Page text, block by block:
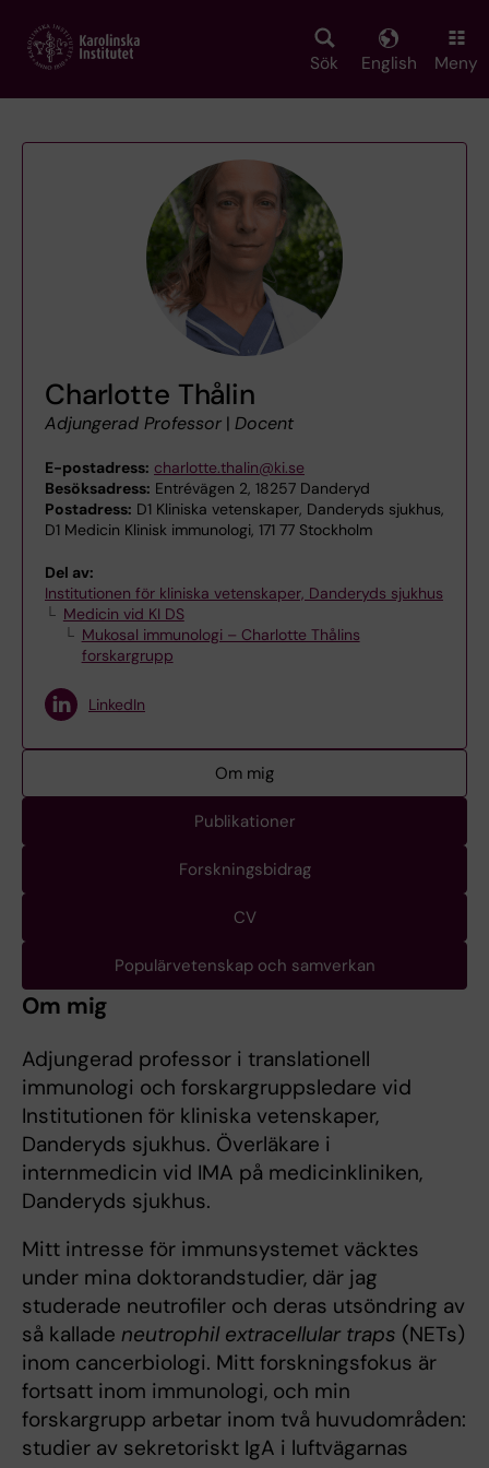
main
Sök English Meny
Charlotte Thålin
Adjungerad Professor | Docent
E-postadress: charlotte.thalin@ki.se
Besöksadress: Entrévägen 2, 18257 Danderyd
Postadress: D1 Kliniska vetenskaper, Danderyds sjukhus,
D1 Medicin Klinisk immunologi, 171 77 Stockholm
Del av:
Institutionen för kliniska vetenskaper, Danderyds sjukhus
Medicin vid KI DS
Mukosal immunologi – Charlotte Thålins
forskargrupp
LinkedIn
Om mig
Publikationer
Forskningsbidrag
CV
Populärvetenskap och samverkan
Om mig
Adjungerad professor i translationell
immunologi och forskargruppsledare vid
Institutionen för kliniska vetenskaper,
Danderyds sjukhus. Överläkare i
internmedicin vid IMA på medicinkliniken,
Danderyds sjukhus.
Mitt intresse för immunsystemet väcktes
under mina doktorandstudier, där jag
studerade neutrofiler och deras utsöndring av
så kallade neutrophil extracellular traps (NETs)
inom cancerbiologi. Mitt forskningsfokus är
fortsatt inom immunologi, och min
forskargrupp arbetar inom två huvudområden:
studier av sekretoriskt IgA i luftvägarnas